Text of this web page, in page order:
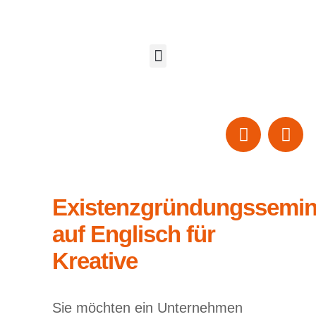
auf Englisch für
Kreative
Sie möchten ein Unternehmen